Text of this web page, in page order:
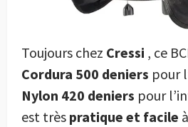
Toujours chez Cressi , ce
Cordura 500 deniers pour
Nylon 420 deniers pour
est très pratique et facile